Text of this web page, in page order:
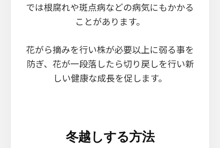
では根腐れや斑点病などの病気にもかかる
ことがあります。
花がら摘みを行い株が必要以上に弱る事を
防ぎ、花が一段落したら切り戻しを行い新
しい健康な成長を促します。
冬越しする方法